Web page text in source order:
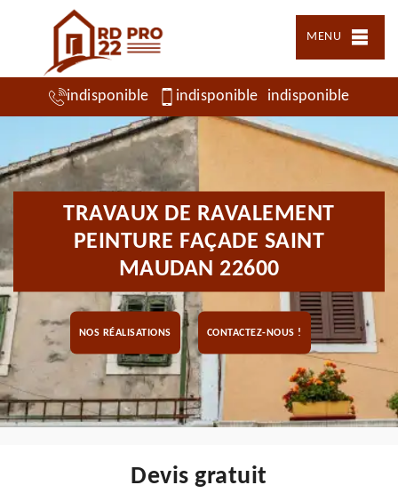
MENU
indisponible indisponible indisponible
TRAVAUX DE RAVALEMENT
PEINTURE FAÇADE SAINT
MAUDAN 22600
NOS RÉALISATIONS CONTACTEZ-NOUS !
Devis gratuit